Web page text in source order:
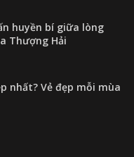
huyền bí giữa lòng
Thượng Hải
nhất? Vẻ đẹp mỗi mùa